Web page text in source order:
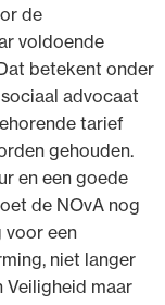
de
voldoende
betekent onder
advocaat
tarief
gehouden.
en een goede
de NOvA nog
voor een
niet langer
Veiligheid maar
hun
tot